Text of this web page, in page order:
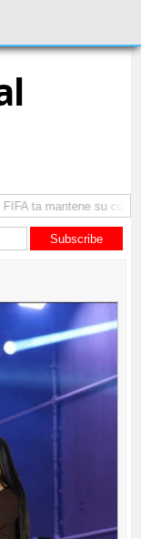
ta mantene su como
Subscribe